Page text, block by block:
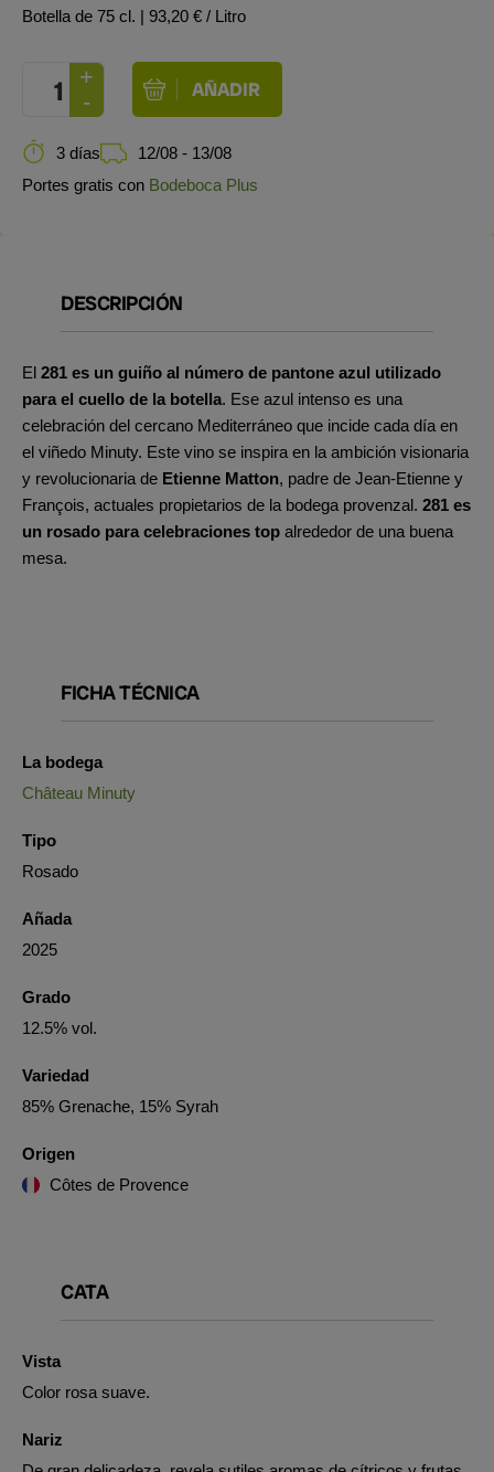
Botella de 75 cl. | 93,20 € / Litro
3 días
12/08 - 13/08
Portes gratis con Bodeboca Plus
DESCRIPCIÓN
El 281 es un guiño al número de pantone azul utilizado
para el cuello de la botella. Ese azul intenso es una
celebración del cercano Mediterráneo que incide cada día en
el viñedo Minuty. Este vino se inspira en la ambición visionaria
y revolucionaria de Etienne Matton, padre de Jean-Etienne y
François, actuales propietarios de la bodega provenzal. 281 es
un rosado para celebraciones top alrededor de una buena
mesa.
FICHA TÉCNICA
La bodega
Château Minuty
Tipo
Rosado
Añada
2025
Grado
12.5% vol.
Variedad
85% Grenache, 15% Syrah
Origen
Côtes de Provence
CATA
Vista
Color rosa suave.
Nariz